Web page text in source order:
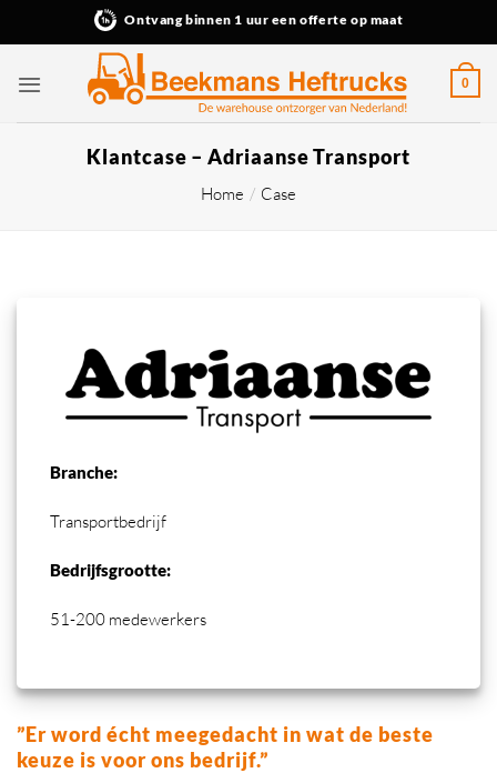
Ontvang binnen 1 uur een offerte op maat
0
Klantcase – Adriaanse Transport
Home / Case
Branche:
Transportbedrijf
Bedrijfsgrootte:
51-200 medewerkers
”Er word écht meegedacht in wat de beste
keuze is voor ons bedrijf.”